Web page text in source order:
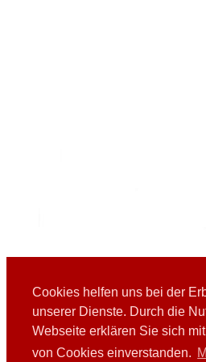
Cookies helfen uns bei der
unserer Dienste. Durch die
Webseite erklären Sie sich
von Cookies einverstanden.
Pulmone MiniBox+